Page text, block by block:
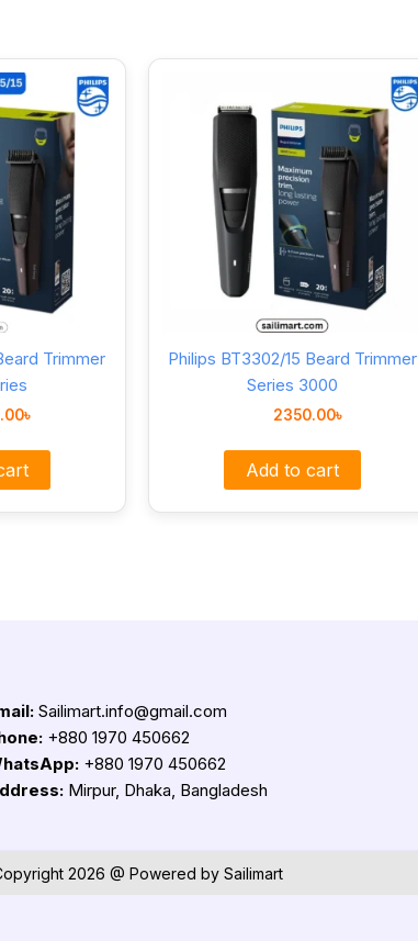
Trimmer
৳
Philips BT3302/15 Beard Trimmer
Series 3000
2350.00৳
Add to cart
Sailimart.info@gmail.com
+880 1970 450662
+880 1970 450662
Mirpur, Dhaka, Bangladesh
2026 @ Powered by Sailimart